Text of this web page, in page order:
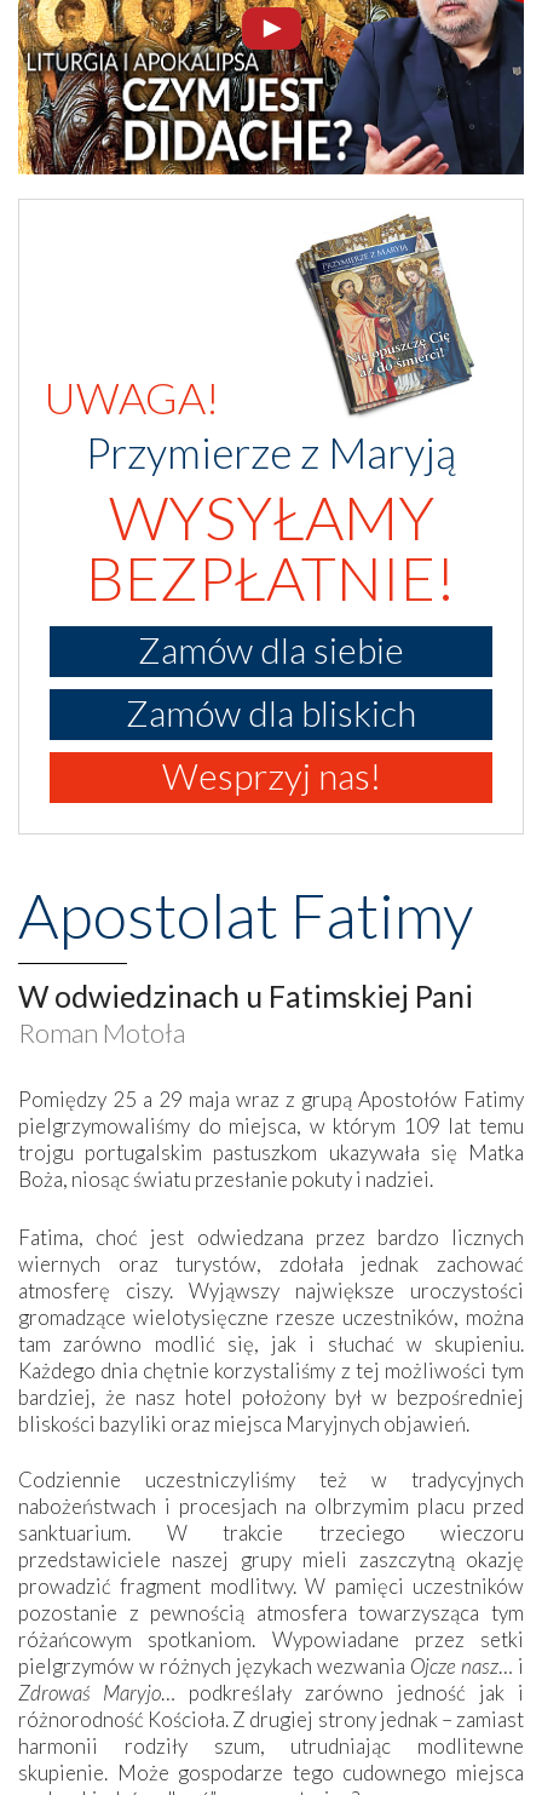
UWAGA!
Przymierze z Maryją
WYSYŁAMY
BEZPŁATNIE!
Zamów dla siebie
Zamów dla bliskich
Wesprzyj nas!
Apostolat Fatimy
W odwiedzinach u Fatimskiej Pani
Roman Motoła
Pomiędzy 25 a 29 maja wraz z grupą Apostołów Fatimy
pielgrzymowaliśmy do miejsca, w którym 109 lat temu
trojgu portugalskim pastuszkom ukazywała się Matka
Boża, niosąc światu przesłanie pokuty i nadziei.
Fatima, choć jest odwiedzana przez bardzo licznych
wiernych oraz turystów, zdołała jednak zachować
atmosferę ciszy. Wyjąwszy największe uroczystości
gromadzące wielotysięczne rzesze uczestników, można
tam zarówno modlić się, jak i słuchać w skupieniu.
Każdego dnia chętnie korzystaliśmy z tej możliwości tym
bardziej, że nasz hotel położony był w bezpośredniej
bliskości bazyliki oraz miejsca Maryjnych objawień.
Codziennie uczestniczyliśmy też w tradycyjnych
nabożeństwach i procesjach na olbrzymim placu przed
sanktuarium. W trakcie trzeciego wieczoru
przedstawiciele naszej grupy mieli zaszczytną okazję
prowadzić fragment modlitwy. W pamięci uczestników
pozostanie z pewnością atmosfera towarzysząca tym
różańcowym spotkaniom. Wypowiadane przez setki
pielgrzymów w różnych językach wezwania Ojcze nasz… i
Zdrowaś Maryjo… podkreślały zarówno jedność jak i
różnorodność Kościoła. Z drugiej strony jednak – zamiast
harmonii rodziły szum, utrudniając modlitewne
skupienie. Może gospodarze tego cudownego miejsca